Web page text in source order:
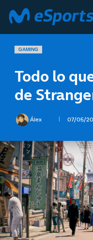
GAMING
Todo lo
de
Álex 07/05/